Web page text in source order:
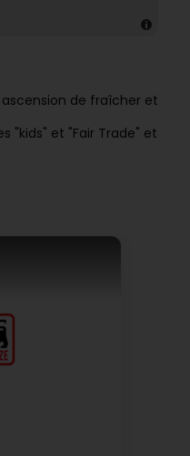
de fraîcher et
"kids" et "Fair Trade" et